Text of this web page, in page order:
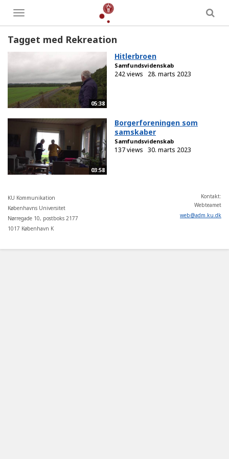
Toggle
menu
Tagget med Rekreation
05:38
Hitlerbroen
Samfundsvidenskab
242 views 28. marts 2023
03:58
Borgerforeningen som
samskaber
Samfundsvidenskab
137 views 30. marts 2023
KU Kommunikation
Københavns Universitet
Nørregade 10, postboks 2177
1017 København K
Kontakt:
Webteamet
web@adm.ku.dk